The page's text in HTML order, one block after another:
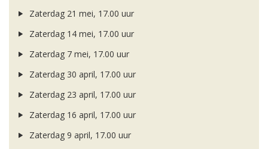
Zaterdag 21 mei, 17.00 uur
Zaterdag 14 mei, 17.00 uur
Zaterdag 7 mei, 17.00 uur
Zaterdag 30 april, 17.00 uur
Zaterdag 23 april, 17.00 uur
Zaterdag 16 april, 17.00 uur
Zaterdag 9 april, 17.00 uur